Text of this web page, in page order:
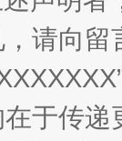
请向
于传